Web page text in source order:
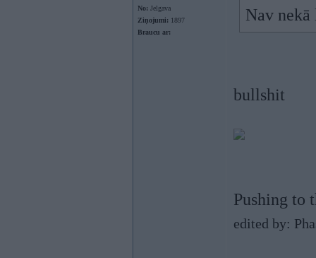
No: Jelgava
Ziņojumi: 1897
Braucu ar:
Nav
bullshit
Pushing to
edited by: